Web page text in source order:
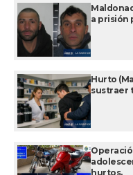
a prisión
Hurto
sustraer
hurtos.